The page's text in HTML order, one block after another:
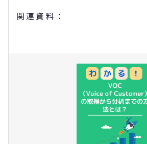
関連資料：